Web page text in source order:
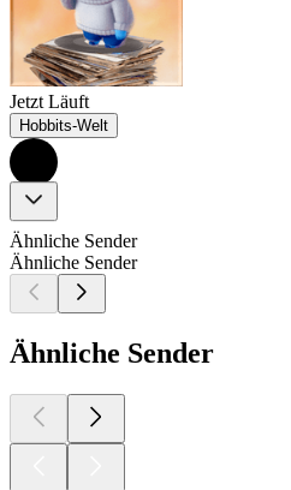
Jetzt Läuft
Hobbits-Welt
Ähnliche Sender
Ähnliche Sender
Ähnliche Sender